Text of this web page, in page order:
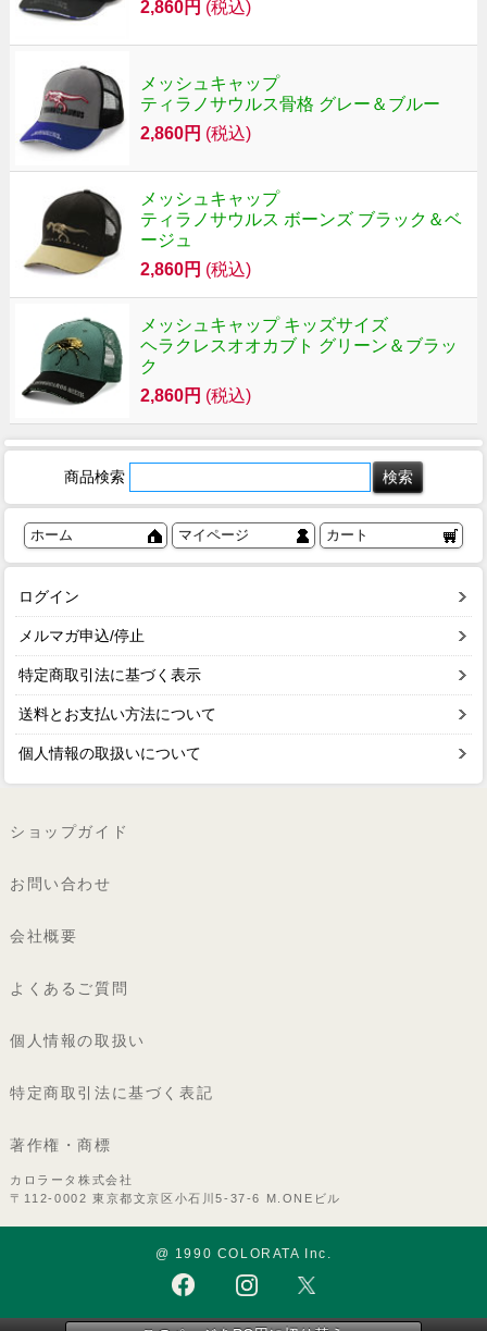
2,860円 (税込)
メッシュキャップ
ティラノサウルス骨格 グレー＆ブルー
2,860円 (税込)
メッシュキャップ
ティラノサウルス ボーンズ ブラック＆ベ
ージュ
2,860円 (税込)
メッシュキャップ キッズサイズ
ヘラクレスオオカブト グリーン＆ブラッ
ク
2,860円 (税込)
商品検索
ホーム マイページ カート
ログイン
メルマガ申込/停止
特定商取引法に基づく表示
送料とお支払い方法について
個人情報の取扱いについて
ショップガイド
お問い合わせ
会社概要
よくあるご質問
個人情報の取扱い
特定商取引法に基づく表記
著作権・商標
カロラータ株式会社
〒112-0002 東京都文京区小石川5-37-6 M.ONEビル
@ 1990 COLORATA Inc.